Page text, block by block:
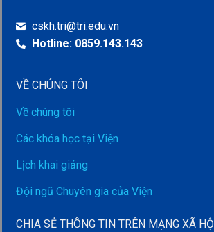
cskh.tri@tri.edu.vn
Hotline: 0859.143.143
VỀ CHÚNG TÔI
Về chúng tôi
Các khóa học tại Viện
Lịch khai giảng
Đội ngũ Chuyên gia của Viện
CHIA SẺ THÔNG TIN TRÊN MẠNG XÃ HỘI